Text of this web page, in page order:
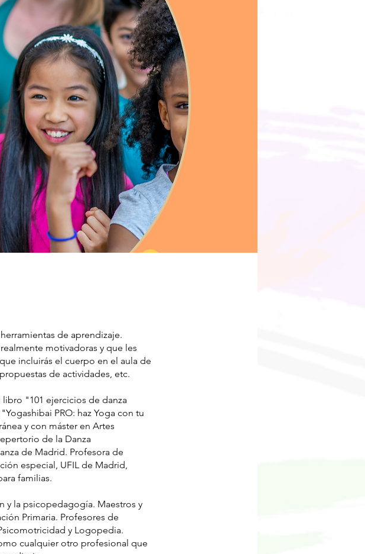
de aprendizaje.
motivadoras y que les
incluirás el cuerpo en el aula de
de actividades, etc.​
"101 ejercicios de danza
PRO: haz Yoga con tu
y con máster en Artes
de la Danza
de Madrid. Profesora de
especial, UFIL de Madrid,
familias.
y la psicopedagogía. Maestros y
Primaria. Profesores de
y Logopedia.
cualquier otro profesional que